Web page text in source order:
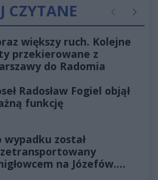
CZYTANE Poprzednie
większy ruch. Kolejne
przekierowane z
do Radomia
Radosław Fogiel objął
funkcję
wypadku został
na Józefów.